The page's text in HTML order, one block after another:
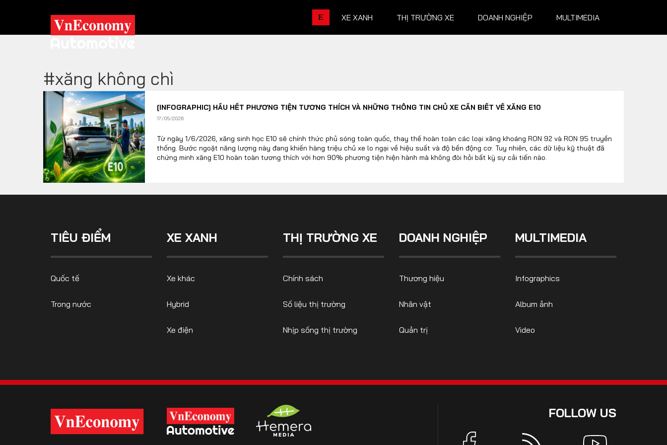
E XE XANH THỊ TRƯỜNG XE DOANH NGHIỆP MULTIMEDIA
Trang chủ
Tiêu điểm
XE XANH
Xe khác
Hybrid
Xe điện
Số liệu thị trường
Nhịp sống thị trường
Nhân vật
Quản trị
Album ảnh
Video
TRA CỨU XE
FOLLOW US CONTACT US
ngocvu.vneconomy@gmail.com
#xăng không chì
[INFOGRAPHIC] HẦU HẾT PHƯƠNG TIỆN TƯƠNG THÍCH VÀ NHỮNG THÔNG TIN CHỦ XE CẦN BIẾT VỀ XĂNG E10
17/05/2026
Từ ngày 1/6/2026, xăng sinh học E10 sẽ chính thức phủ sóng toàn quốc, thay thế hoàn toàn các loại xăng khoáng RON 92 và RON 95 truyền
thống. Bước ngoặt năng lượng này đang khiến hàng triệu chủ xe lo ngại về hiệu suất và độ bền động cơ. Tuy nhiên, các dữ liệu kỹ thuật đã
chứng minh xăng E10 hoàn toàn tương thích với hơn 90% phương tiện hiện hành mà không đòi hỏi bất kỳ sự cải tiến nào.
TIÊU ĐIỂM
Quốc tế
Trong nước
XE XANH
Xe khác
Hybrid
Xe điện
THỊ TRƯỜNG XE
Chính sách
Số liệu thị trường
Nhịp sống thị trường
DOANH NGHIỆP
Thương hiệu
Nhân vật
Quản trị
MULTIMEDIA
Infographics
Album ảnh
Video
FOLLOW US